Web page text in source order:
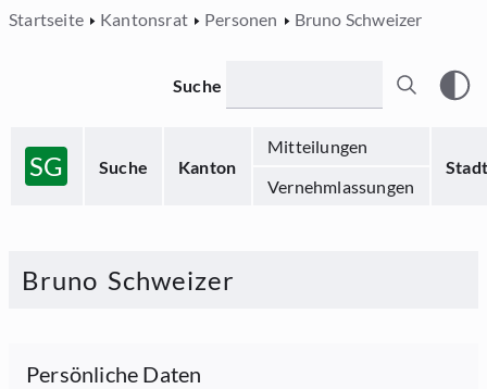
Startseite Kantonsrat Personen Bruno Schweizer
SG Suche Kanton
Mitteilungen
Stadt
Vernehmlassungen
Suche
Bruno Schweizer
Persönliche Daten